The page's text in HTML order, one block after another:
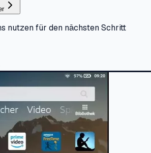
nutzen für den nächsten Schritt